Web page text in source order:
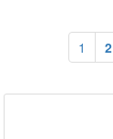
1 2